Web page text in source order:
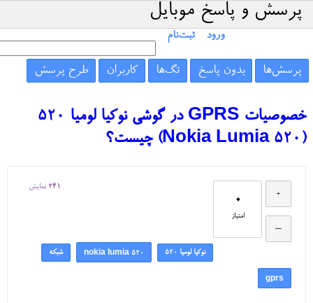
پرسش و پاسخ موبایل
ورود ثبت‌نام
پرسش‌ها بدون پاسخ تگ‌ها کاربران طرح پرسش
خصوصیات GPRS در گوشی نوکیا لومیا 520
(Nokia Lumia 520) چیست؟
0
امتیاز
241 نمایش
نوکیا لومیا ۵۲۰ nokia lumia 520 شبکه
gprs